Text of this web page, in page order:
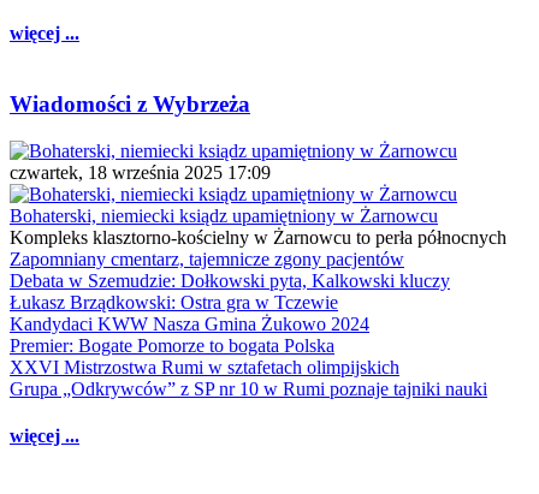
więcej ...
Wiadomości z Wybrzeża
czwartek, 18 września 2025 17:09
Bohaterski, niemiecki ksiądz upamiętniony w Żarnowcu
Kompleks klasztorno-kościelny w Żarnowcu to perła północnych
Zapomniany cmentarz, tajemnicze zgony pacjentów
Debata w Szemudzie: Dołkowski pyta, Kalkowski kluczy
Łukasz Brządkowski: Ostra gra w Tczewie
Kandydaci KWW Nasza Gmina Żukowo 2024
Premier: Bogate Pomorze to bogata Polska
XXVI Mistrzostwa Rumi w sztafetach olimpijskich
Grupa „Odkrywców” z SP nr 10 w Rumi poznaje tajniki nauki
więcej ...